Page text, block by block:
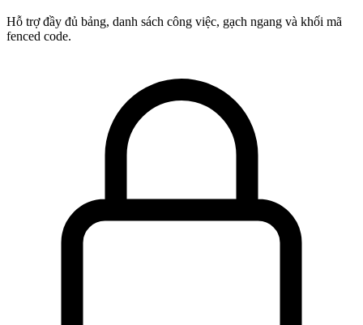
Hỗ trợ đầy đủ bảng, danh sách công việc, gạch ngang và khối mã
fenced code.